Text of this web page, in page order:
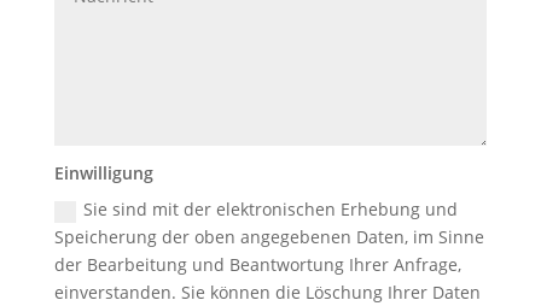
Einwilligung
Sie sind mit der elektronischen Erhebung und
Speicherung der oben angegebenen Daten, im Sinne
der Bearbeitung und Beantwortung Ihrer Anfrage,
einverstanden. Sie können die Löschung Ihrer Daten